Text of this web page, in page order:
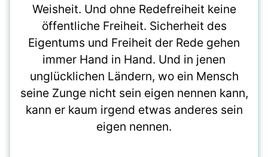
Weisheit. Und ohne Redefreiheit keine
öffentliche Freiheit. Sicherheit des
Eigentums und Freiheit der Rede gehen
immer Hand in Hand. Und in jenen
unglücklichen Ländern, wo ein Mensch
seine Zunge nicht sein eigen nennen kann,
kann er kaum irgend etwas anderes sein
eigen nennen.